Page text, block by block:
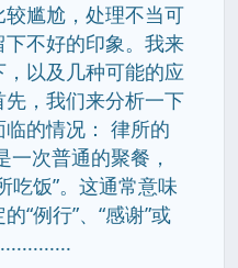
尴尬，处理不当可
不好的印象。我来
以及几种可能的应
，我们来分析一下
的情况： 律所的
一次普通的聚餐，
吃饭”。这通常意味
“例行”、“感谢”或